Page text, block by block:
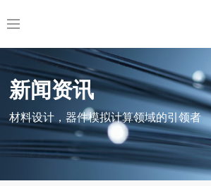
新闻资讯
材料设计，器件模拟计算领域的引领者